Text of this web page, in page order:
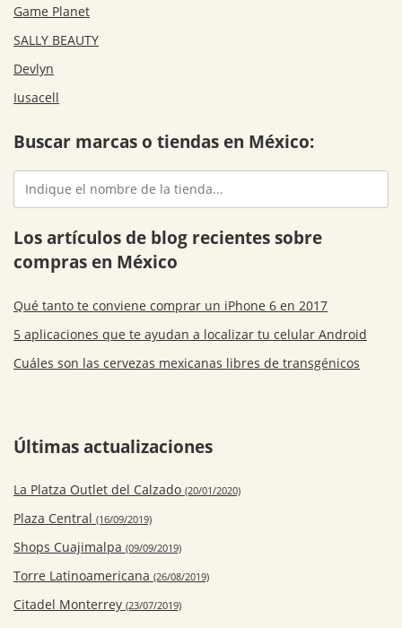
Game Planet
SALLY BEAUTY
Devlyn
Iusacell
Buscar marcas o tiendas en México:
Los artículos de blog recientes sobre
compras en México
Qué tanto te conviene comprar un iPhone 6 en 2017
5 aplicaciones que te ayudan a localizar tu celular Android
Cuáles son las cervezas mexicanas libres de transgénicos
Últimas actualizaciones
La Platza Outlet del Calzado (20/01/2020)
Plaza Central (16/09/2019)
Shops Cuajimalpa (09/09/2019)
Torre Latinoamericana (26/08/2019)
Citadel Monterrey (23/07/2019)